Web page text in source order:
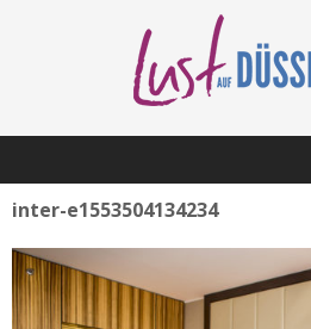
inter-e1553504134234